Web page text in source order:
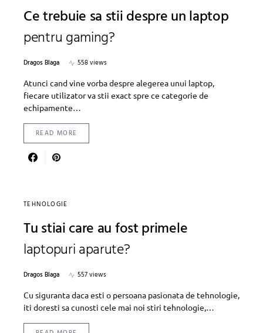
Ce trebuie sa stii despre un laptop
pentru gaming?
Dragos Blaga
558 views
Atunci cand vine vorba despre alegerea unui laptop,
fiecare utilizator va stii exact spre ce categorie de
echipamente…
READ MORE
TEHNOLOGIE
Tu stiai care au fost primele
laptopuri aparute?
Dragos Blaga
557 views
Cu siguranta daca esti o persoana pasionata de tehnologie,
iti doresti sa cunosti cele mai noi stiri tehnologie,…